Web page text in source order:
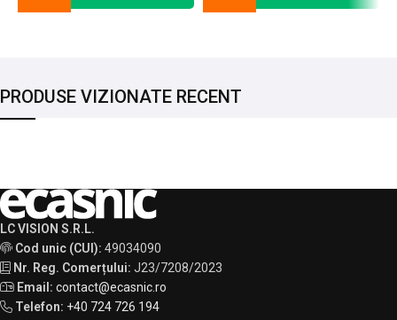
PRODUSE VIZIONATE RECENT
LC VISION S.R.L.
Cod unic (CUI): 49034090
Nr. Reg. Comerțului: J23/7208/2023
Email: contact@ecasnic.ro
Telefon: +40 724 726 194